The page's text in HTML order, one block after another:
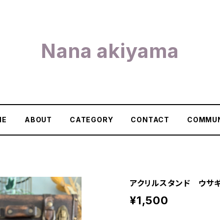
Nana akiyama
ABOUT CATEGORY CONTACT
アクリルスタンド ウサ
¥1,500